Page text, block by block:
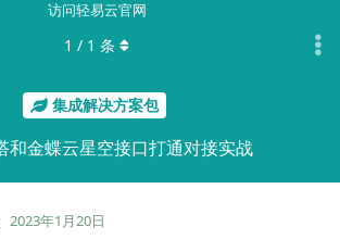
访问轻易云官网
集成解决方案包
和金蝶云星空接口打通对接实战
1 / 1 条
2023年1月20日